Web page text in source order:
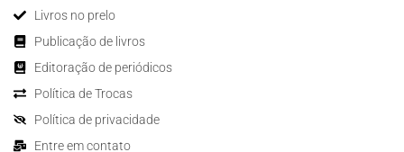
Livros no prelo
Publicação de livros
Editoração de periódicos
Política de Trocas
Política de privacidade
Entre em contato